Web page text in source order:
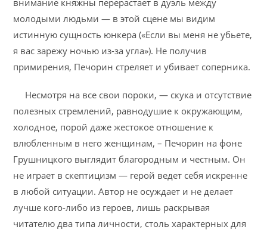
внимание княжны перерастает в дуэль между
молодыми людьми — в этой сцене мы видим
истинную сущность юнкера («Если вы меня не убьете,
я вас зарежу ночью из-за угла»). Не получив
примирения, Печорин стреляет и убивает соперника.
Несмотря на все свои пороки, — скука и отсутствие
полезных стремлений, равнодушие к окружающим,
холодное, порой даже жестокое отношение к
влюбленным в него женщинам, – Печорин на фоне
Грушницкого выглядит благородным и честным. Он
не играет в скептицизм — герой ведет себя искренне
в любой ситуации. Автор не осуждает и не делает
лучше кого-либо из героев, лишь раскрывая
читателю два типа личности, столь характерных для